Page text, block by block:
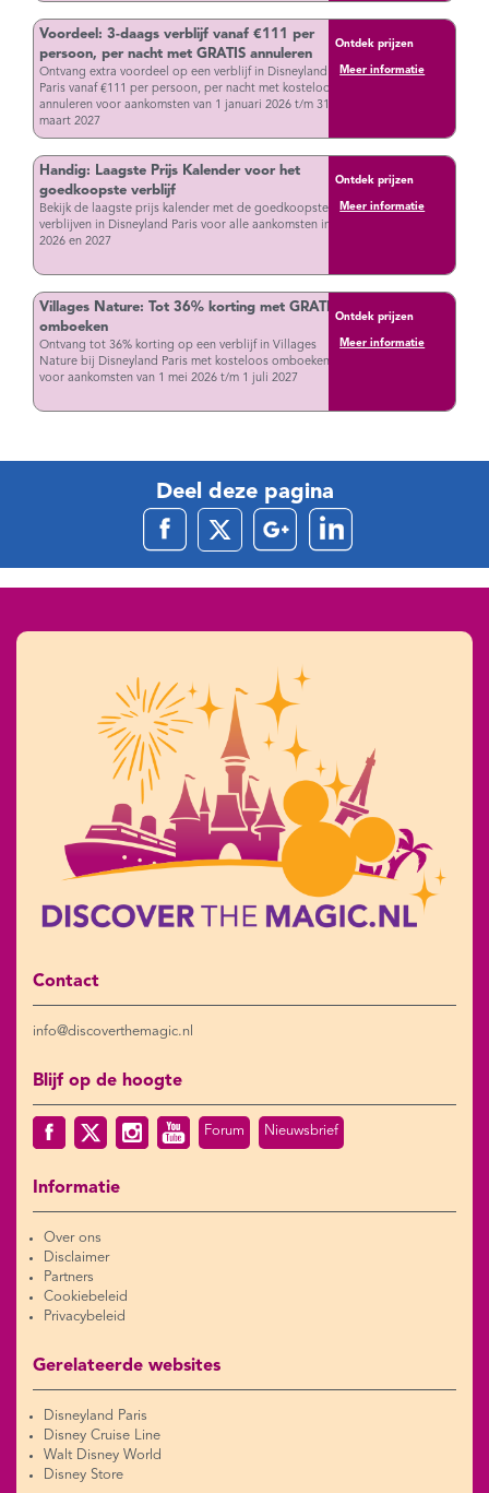
Voordeel: 3-daags verblijf vanaf €111 per
persoon, per nacht met GRATIS annuleren
Ontvang extra voordeel op een verblijf in Disneyland
Paris vanaf €111 per persoon, per nacht met kosteloos
annuleren voor aankomsten van 1 januari 2026 t/m 31
maart 2027
Ontdek prijzen
Meer informatie
Handig: Laagste Prijs Kalender voor het
goedkoopste verblijf
Bekijk de laagste prijs kalender met de goedkoopste
verblijven in Disneyland Paris voor alle aankomsten in
2026 en 2027
Ontdek prijzen
Meer informatie
Villages Nature: Tot 36% korting met GRATIS
omboeken
Ontvang tot 36% korting op een verblijf in Villages
Nature bij Disneyland Paris met kosteloos omboeken
voor aankomsten van 1 mei 2026 t/m 1 juli 2027
Ontdek prijzen
Meer informatie
Deel deze pagina
Contact
info@discoverthemagic.nl
Blijf op de hoogte
Forum Nieuwsbrief
Informatie
Over ons
Disclaimer
Partners
Cookiebeleid
Privacybeleid
Gerelateerde websites
Disneyland Paris
Disney Cruise Line
Walt Disney World
Disney Store